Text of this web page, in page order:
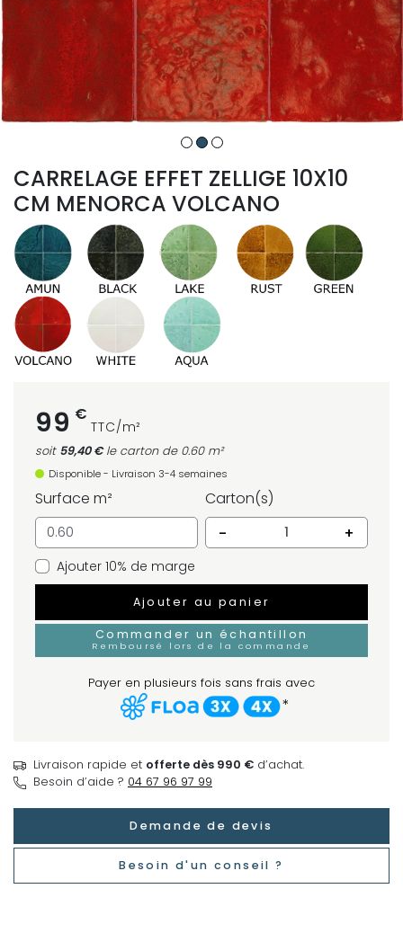
CARRELAGE EFFET ZELLIGE 10X10
CM MENORCA VOLCANO
99 €
TTC/m²
soit 59,40 €le carton de 0.60 m²
Disponible - Livraison 3-4 semaines
Surface m²
Carton(s)
-
+
Ajouter 10% de marge
Ajouter au panier
Commander un échantillon
Remboursé lors de la commande
Payer en plusieurs fois sans frais avec
*
Livraison rapide et offerte dès 990 € d’achat.
Besoin d’aide ? 04 67 96 97 99
Demande de devis
Besoin d'un conseil ?